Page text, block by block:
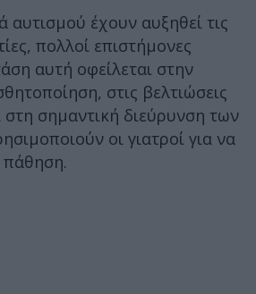
αυτισμού έχουν αυξηθεί τις
πολλοί επιστήμονες
αυτή οφείλεται στην
στις βελτιώσεις
στη σημαντική διεύρυνση των
οι γιατροί για να
πάθηση.